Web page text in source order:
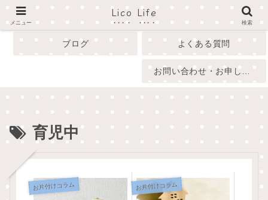
ブログ よくある質問
育児中
お片付けコラム お片付けコラム
メニュー
Lico Life
検索